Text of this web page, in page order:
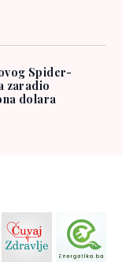
Spider-
zaradio
dolara